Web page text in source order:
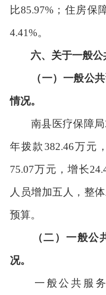
比85.97%；住房保
4.41%。
六、关于一般
（一）一般公
情况。
南县医疗保障局
年拨款382.46万元
75.07万元，增长
人员增加五人，整
预算。
（二）一般
况。
一般公共服务